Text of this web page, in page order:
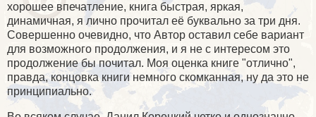
хорошее впечатление, книга быстрая, яркая,
динамичная, я лично прочитал её буквально за три дня.
Совершенно очевидно, что Автор оставил себе вариант
для возможного продолжения, и я не с интересом это
продолжение бы почитал. Моя оценка книге "отлично",
правда, концовка книги немного скомканная, ну да это не
принципиально.